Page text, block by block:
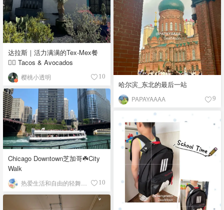
达拉斯｜活力满满的Tex-Mex餐
👉🏼 Tacos & Avocados
樱桃小透明 10
哈尔滨_东北的最后一站
PAPAYAAAA 9
Chicago Downtown芝加哥☘️City
Walk
10